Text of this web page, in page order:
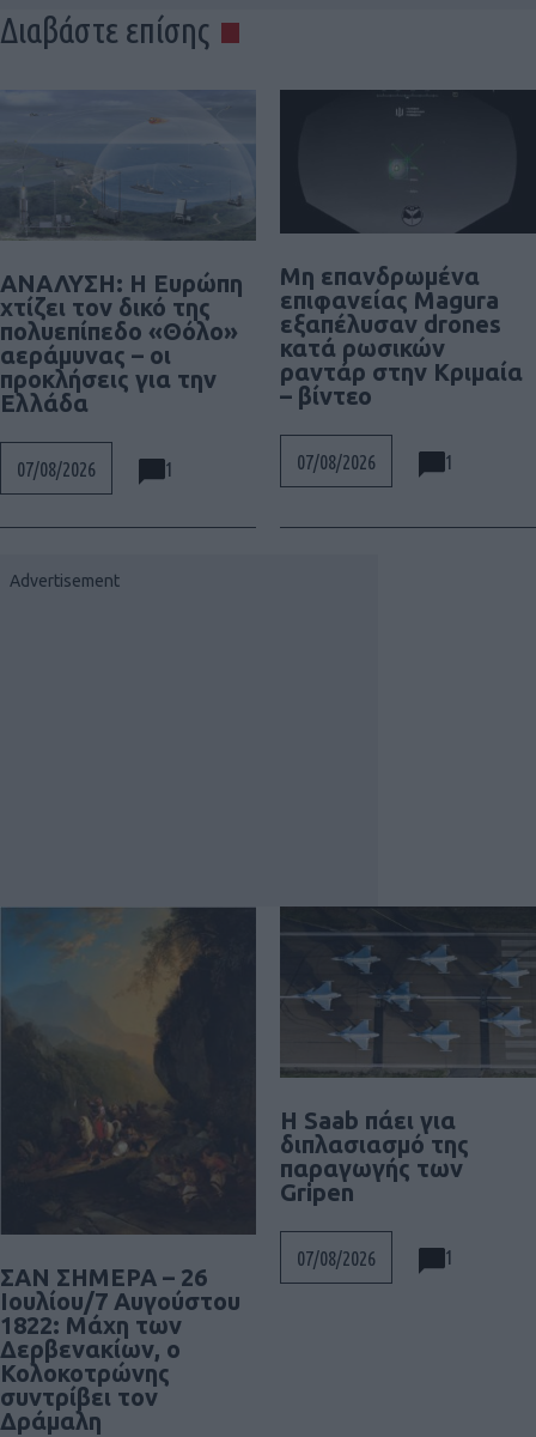
Διαβάστε επίσης
ΑΝΑΛΥΣΗ: Η Ευρώπη
χτίζει τον δικό της
πολυεπίπεδο «Θόλο»
αεράμυνας – οι
προκλήσεις για την
Ελλάδα
07/08/2026 1
Μη επανδρωμένα
επιφανείας Magura
εξαπέλυσαν drones
κατά ρωσικών
ραντάρ στην Κριμαία
– βίντεο
07/08/2026 1
ΣΑΝ ΣΗΜΕΡΑ – 26
Ιουλίου/7 Αυγούστου
1822: Μάχη των
Δερβενακίων, ο
Κολοκοτρώνης
συντρίβει τον
Δράμαλη
H Saab πάει για
διπλασιασμό της
παραγωγής των
Gripen
07/08/2026 1